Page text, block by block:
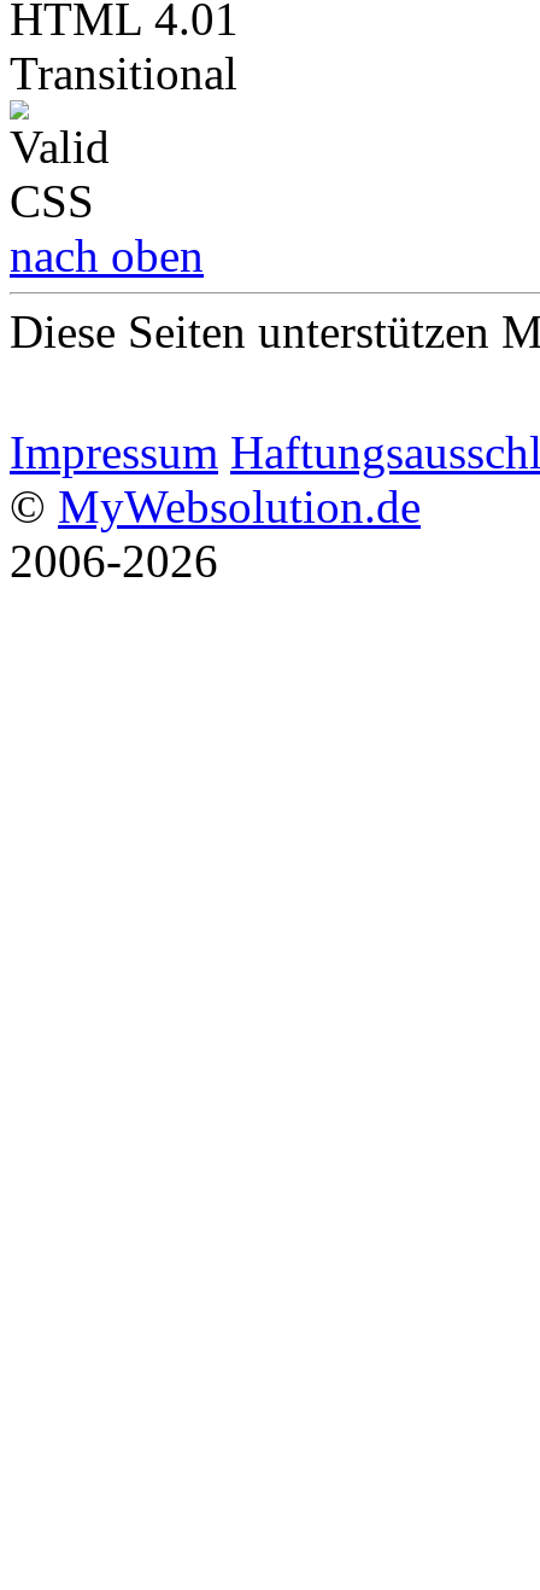
nach oben
Diese Seiten unterstützen
Impressum
© MyWebsolution.de
2006-2026